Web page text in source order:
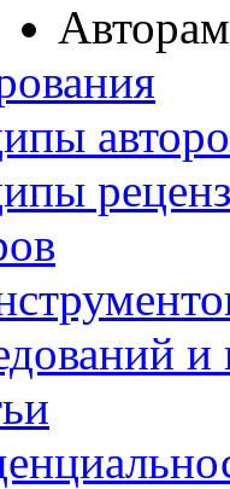
Авторам
и